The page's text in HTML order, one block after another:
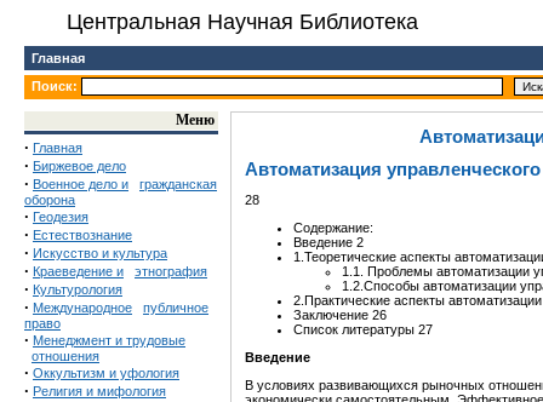
Центральная Научная Библиотека
Главная
Поиск:
Меню
· Главная
· Биржевое дело
· Военное дело и
гражданская
оборона
· Геодезия
· Естествознание
· Искусство и культура
· Краеведение и этнография
· Культурология
· Международное
публичное
право
· Менеджмент и трудовые
отношения
· Оккультизм и уфология
· Религия и мифология
Автоматизация управленческого
28
Содержание:
Введение 2
1.Теоретические аспекты
1.1. Проблемы автоматизации
1.2.Способы автоматизации
2.Практические аспекты
Заключение 26
Список литературы 27
Введение
В условиях развивающихся рыночных